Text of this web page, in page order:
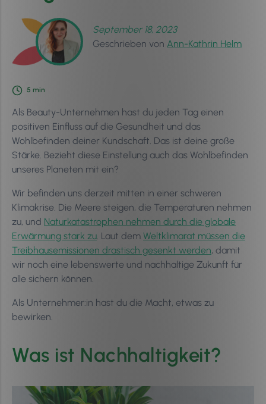
September 18, 2023
Geschrieben von Ann-Kathrin Helm
5 min
Als Beauty-Unternehmen hast du jeden Tag einen
positiven Einfluss auf die Gesundheit und das
Wohlbefinden deiner Kundschaft. Das ist deine große
Stärke. Bezieht diese Einstellung auch das Wohlbefinden
unseres Planeten mit ein?
Wir befinden uns derzeit mitten in einer schweren
Klimakrise. Die Meere steigen, die Temperaturen nehmen
zu, und Naturkatastrophen nehmen durch die globale
Erwärmung stark zu. Laut dem Weltklimarat müssen die
Treibhausemissionen drastisch gesenkt werden, damit
wir noch eine lebenswerte und nachhaltige Zukunft für
alle sichern können.
Als Unternehmer:in hast du die Macht, etwas zu
bewirken.
Was ist Nachhaltigkeit?